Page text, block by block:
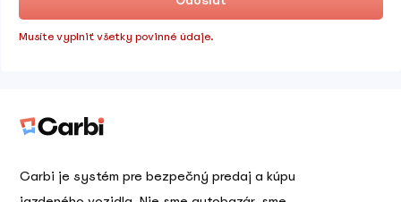
Musíte vyplniť všetky povinné údaje.
Carbi je systém pre bezpečný predaj a kúpu